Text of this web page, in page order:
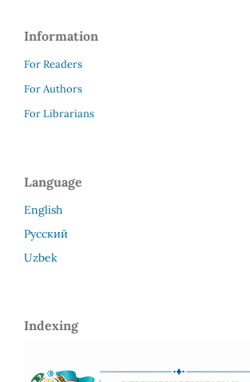
Information
For Readers
For Authors
For Librarians
Language
English
Русский
Uzbek
Indexing